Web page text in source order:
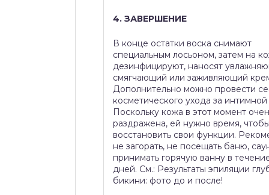
4. ЗАВЕРШЕНИЕ
В конце остатки воска снимают
специальным лосьоном, затем на
дезинфицируют, наносят
смягчающий или заживляющий
Дополнительно можно провести
косметического ухода за
Поскольку кожа в этот момент
раздражена, ей нужно время,
восстановить свои функции.
не загорать, не посещать баню,
принимать горячую ванну в
дней. См.: Результаты эпиляции
бикини: фото до и после!